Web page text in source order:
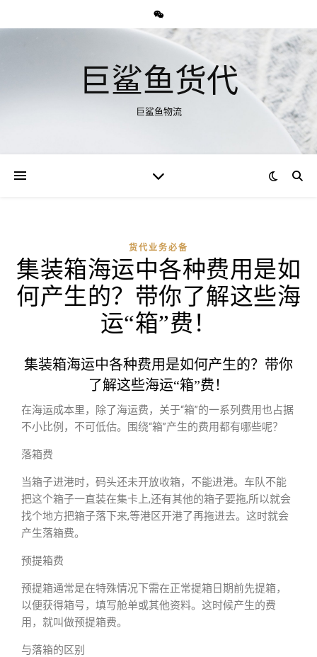
巨鲨鱼货代
巨鲨鱼物流
货代业务必备
集装箱海运中各种费用是如
何产生的？带你了解这些海
运“箱”费！
集装箱海运中各种费用是如何产生的？带你
了解这些海运“箱”费！
在海运成本里，除了海运费，关于“箱”的一系列费用也占据
不小比例，不可低估。围绕“箱”产生的费用都有哪些呢？
落箱费
当箱子进港时，码头还未开放收箱，不能进港。车队不能
把这个箱子一直装在集卡上,还有其他的箱子要拖,所以就会
找个地方把箱子落下来,等港区开港了再拖进去。这时就会
产生落箱费。
预提箱费
预提箱通常是在特殊情况下需在正常提箱日期前先提箱，
以便获得箱号，填写舱单或其他资料。这时候产生的费
用，就叫做预提箱费。
与落箱的区别